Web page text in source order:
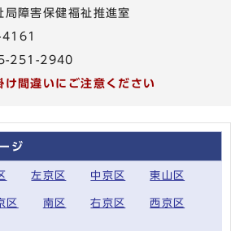
局障害保健福祉推進室
251-2940
け間違いにご注意ください
ジ
左京区 中京区 東山区
区 南区 右京区 西京区